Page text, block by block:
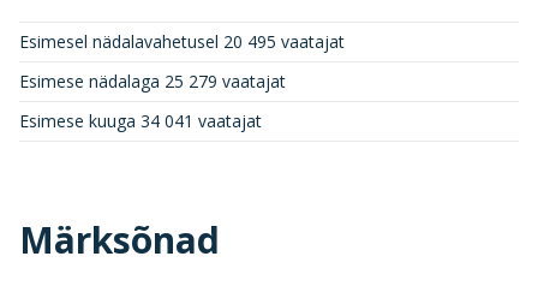
Esimesel nädalavahetusel 20 495 vaatajat
Esimese nädalaga 25 279 vaatajat
Esimese kuuga 34 041 vaatajat
Märksõnad